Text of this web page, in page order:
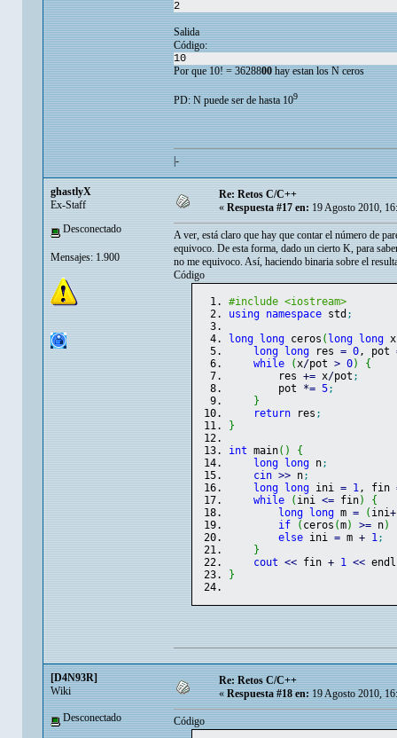
2
Salida
Código:
10
Por que 10! = 3628800hay estan los N ceros
PD: N puede ser de hasta 109
|-
ghastlyX
Ex-Staff
Desconectado
Mensajes: 1.900
Re: Retos C/C++
« Respuesta #17 en: 19 Agosto 2010,
A ver, está claro que hay que contar el número de
equivoco. De esta forma, dado un cierto K, para
no me equivoco. Así, haciendo binaria sobre el
Código
#include <iostream>
using namespace std ;
long
long ceros ( long long x
long
long res = 0, pot
while
(x/pot > 0)
{
res += x/pot ;
pot *= 5;
}
return res ;
}
int main( )
{
long
long n;
cin >> n;
long
long ini = 1, fin
while
( ini <= fin)
{
long
long m = ( ini+
if
( ceros (m) >= n)
else ini = m + 1;
}
cout << fin + 1 << endl
}
[D4N93R]
Wiki
Desconectado
Re: Retos C/C++
«Respuesta #18 en:19 Agosto 2010,
Código